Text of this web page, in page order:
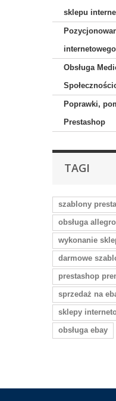
sklepu
internetowego
Obsługa
Poprawki,
Prestashop
TAGI
szablony
obsługa allegro
wykonanie
darmowe
prestashop
sprzedaż na
sklepy
obsługa ebay